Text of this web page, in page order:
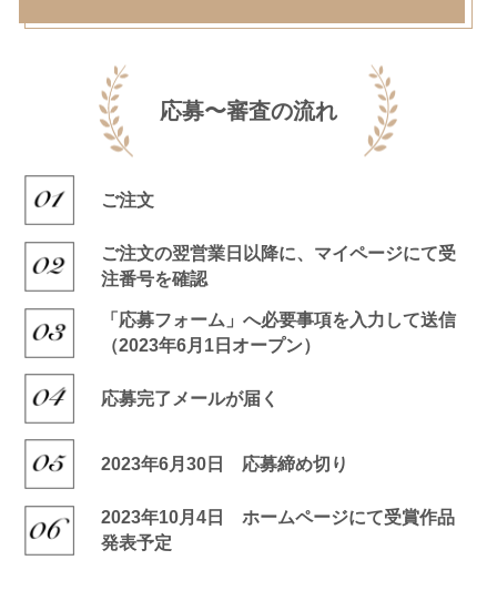
応募〜審査の流れ
ご注文
ご注文の翌営業日以降に、マイページにて受
注番号を確認
「応募フォーム」へ必要事項を入力して送信
（2023年6月1日オープン）
応募完了メールが届く
2023年6月30日 応募締め切り
2023年10月4日 ホームページにて受賞作品
発表予定